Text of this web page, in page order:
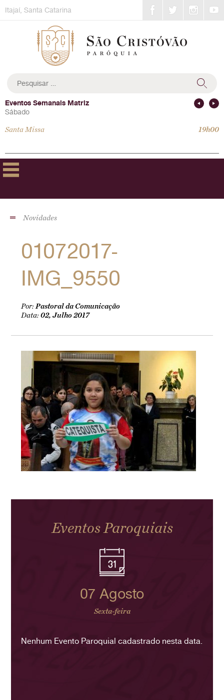
toItajaí, Santa Catarina
por:
Eventos Semanais Matriz
Sábado
Santa Missa 19h00
Novidades
01072017-
IMG_9550
Por:Pastoral da Comunicação
Data:02, Julho 2017
Eventos Paroquiais
07 Agosto
Sexta-feira
Nenhum Evento Paroquial cadastrado nesta data.